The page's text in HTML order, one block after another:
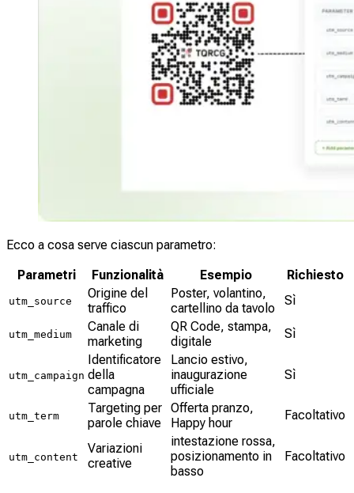
Ecco a cosa serve ciascun parametro:
Parametri
Funzionalità Esempio Richiesto
utm_source
Origine del
traffico
Poster, volantino,
cartellino da tavolo
Sì
utm_medium
Canale di
marketing
QR Code, stampa,
digitale
Sì
utm_campaign
Identificatore
della
campagna
Lancio estivo,
inaugurazione
ufficiale
Sì
utm_term
Targeting per
parole chiave
Offerta pranzo,
Happy hour
Facoltativo
utm_content
Variazioni
creative
intestazione rossa,
posizionamento in
basso
Facoltativo